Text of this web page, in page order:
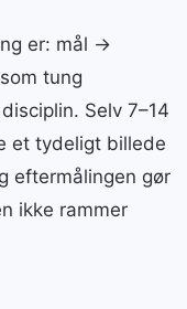
er: mål →
tung
Selv 7–14
et tydeligt billede
eftermålingen gør
ikke rammer